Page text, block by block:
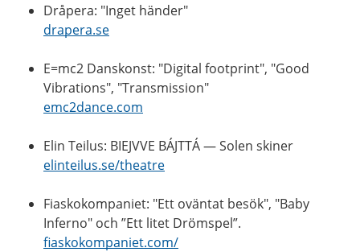
Dråpera: "Inget händer"
drapera.se
E=mc2 Danskonst: "Digital footprint", "Good
Vibrations", "Transmission"
emc2dance.com
Elin Teilus: BIEJVVE BÁJTTÁ — Solen skiner
elinteilus.se/theatre
Fiaskokompaniet: "Ett oväntat besök", "Baby
Inferno" och ”Ett litet Drömspel”.
fiaskokompaniet.com/